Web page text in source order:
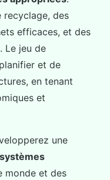
recyclage, des
efficaces, et des
Le jeu de
et de
en tenant
et
une
systèmes
monde et des